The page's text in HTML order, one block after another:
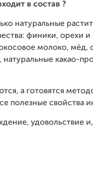
в состав ?
натуральные
финики, орехи
молоко, мёд,
какао-
а готовятся
полезные свойства
удовольствие и,